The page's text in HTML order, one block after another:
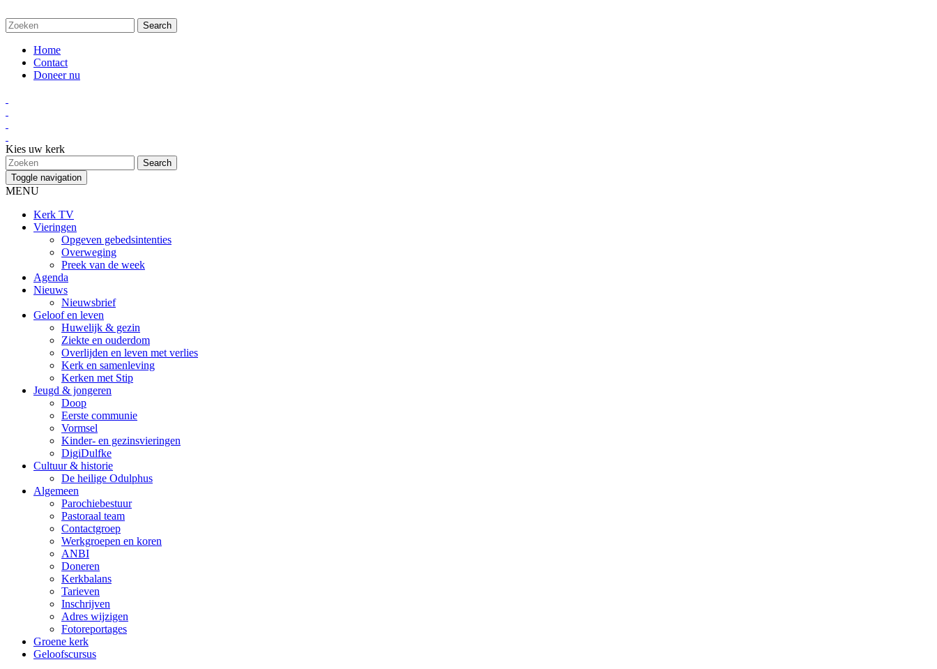
Home
Contact
Doneer nu
Kies uw kerk
Toggle navigation
MENU
Kerk TV
Vieringen
Opgeven gebedsintenties
Overweging
Preek van de week
Agenda
Nieuws
Nieuwsbrief
Geloof en leven
Huwelijk & gezin
Ziekte en ouderdom
Overlijden en leven met verlies
Kerk en samenleving
Kerken met Stip
Jeugd & jongeren
Doop
Eerste communie
Vormsel
Kinder- en gezinsvieringen
DigiDulfke
Cultuur & historie
De heilige Odulphus
Algemeen
Parochiebestuur
Pastoraal team
Contactgroep
Werkgroepen en koren
ANBI
Doneren
Kerkbalans
Tarieven
Inschrijven
Adres wijzigen
Fotoreportages
Groene kerk
Geloofscursus